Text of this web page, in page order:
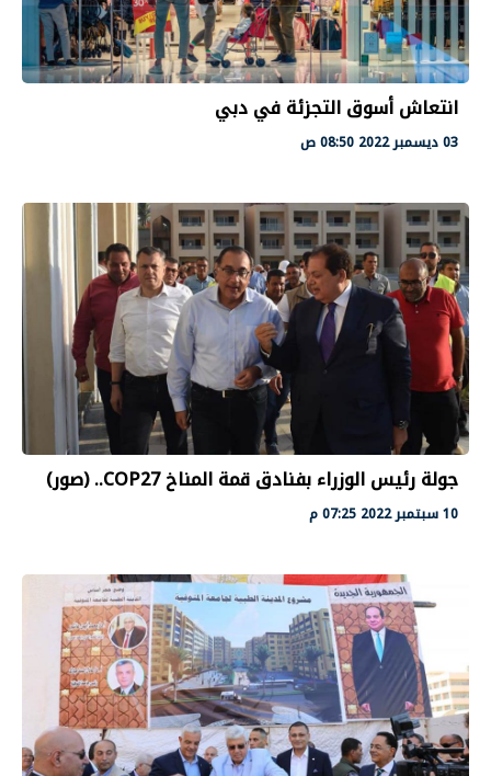
انتعاش أسوق التجزئة في دبي
03 ديسمبر 2022 08:50 ص
جولة رئيس الوزراء بفنادق قمة المناخ COP27.. (صور)
10 سبتمبر 2022 07:25 م